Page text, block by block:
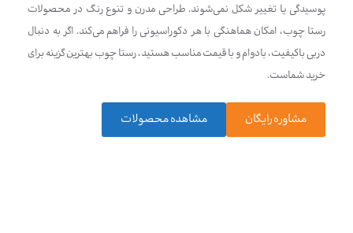
پوسیدگی یا تغییر شکل نمی‌شوند. طراحی مدرن و تنوع رنگ در محصولات
رستا چوب، امکان هماهنگی با هر دکوراسیونی را فراهم می‌کند. اگر به دنبال
دربی باکیفیت، بادوام و با قیمت مناسب هستید، رستا چوب بهترین گزینه برای
خرید شماست.
مشاوره رایگان مشاهده محصولات